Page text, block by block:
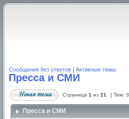
Сообщения без ответов | Активные темы
Пресса и СМИ
Страница 1 из 21 [ Тем:
Пресса и СМИ